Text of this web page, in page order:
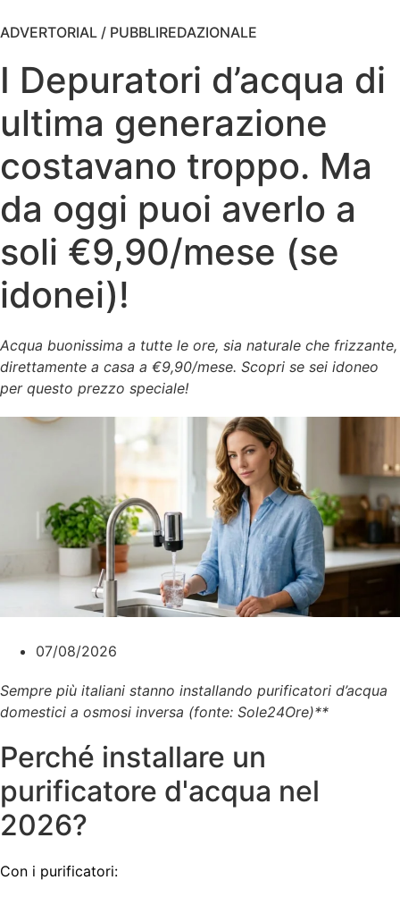
ADVERTORIAL / PUBBLIREDAZIONALE
I Depuratori d’acqua di
ultima generazione
costavano troppo. Ma
da oggi puoi averlo a
soli €9,90/mese (se
idonei)!
Acqua buonissima a tutte le ore, sia naturale che frizzante,
direttamente a casa a €9,90/mese. Scopri se sei idoneo
per questo prezzo speciale!
07/08/2026
Sempre più italiani stanno installando purificatori d’acqua
domestici a osmosi inversa (fonte: Sole24Ore)**
Perché installare un
purificatore d'acqua nel
2026?
Con i purificatori: